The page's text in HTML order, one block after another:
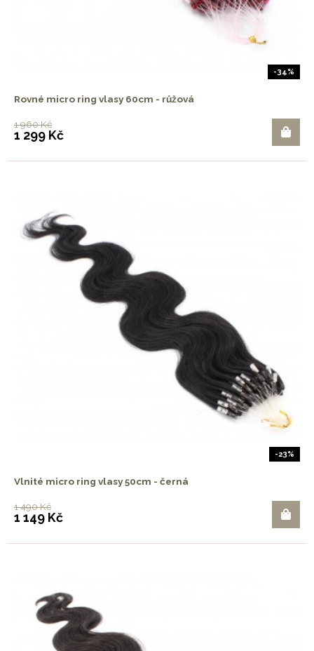
-34%
Rovné micro ring vlasy 60cm - růžová
1 960 Kč
1 299 Kč
-23%
Vlnité micro ring vlasy 50cm - černá
1 490 Kč
1 149 Kč